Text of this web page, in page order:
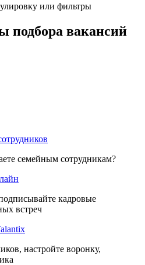
или фильтры
подбора вакансий
семейным сотрудникам?
кадровые
встреч
настройте воронку,